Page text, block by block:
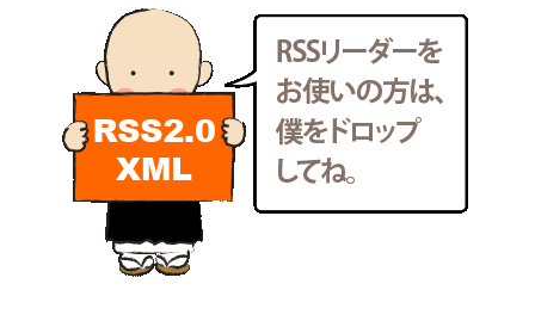
2011年7月(18)
2011年6月
2011年5月
(15)
2011年4月(17)
2011年3月(15)
2011年2月
2011年1月(22)
2010年12月(21)
2010年11月
2010年10月(13)
(16)
新聞屋の道具箱
新聞社で使われる用語の解説など
makotoさんの御符内巡礼記
東京の巡礼記です
POLYHEDON
いろいろなことが書いてあるよ
bunchan
あちこち行って！
目白鍼灸院
日本人の繊細な体質にあわせた、やさしく気持ちよい鍼灸治療で